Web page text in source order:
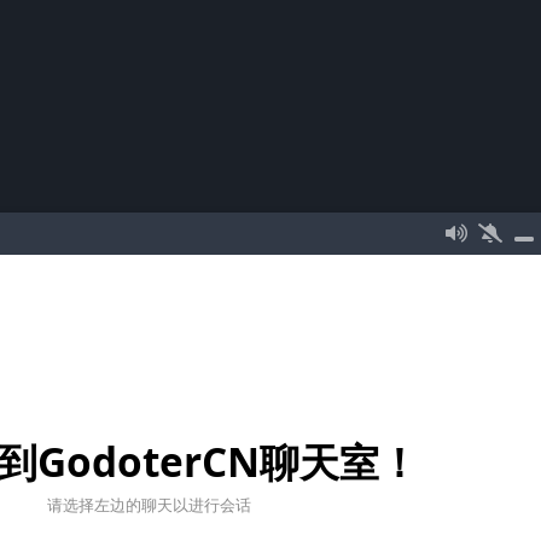
GodoterCN聊天室！
请选择左边的聊天以进行会话